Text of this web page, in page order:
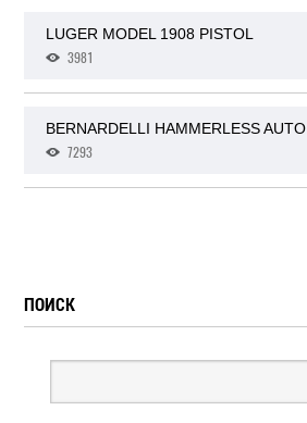
LUGER MODEL 1908 PISTOL
3981
BERNARDELLI HAMMERLESS AUTO
7293
ПОИСК